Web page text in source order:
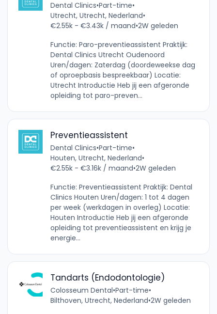
Dental Clinics•Part-time•
Utrecht, Utrecht, Nederland•
€2.55k - €3.43k / maand•2W geleden
Functie: Paro-preventieassistent Praktijk:
Dental Clinics Utrecht Oudenoord
Uren/dagen: Zaterdag (doordeweekse dag
of oproepbasis bespreekbaar) Locatie:
Utrecht Introductie Heb jij een afgeronde
opleiding tot paro-preven...
Preventieassistent
Dental Clinics•Part-time•
Houten, Utrecht, Nederland•
€2.55k - €3.16k / maand•2W geleden
Functie: Preventieassistent Praktijk: Dental
Clinics Houten Uren/dagen: 1 tot 4 dagen
per week (werkdagen in overleg) Locatie:
Houten Introductie Heb jij een afgeronde
opleiding tot preventieassistent en krijg je
energie...
Tandarts (Endodontologie)
Colosseum Dental•Part-time•
Bilthoven, Utrecht, Nederland•2W geleden